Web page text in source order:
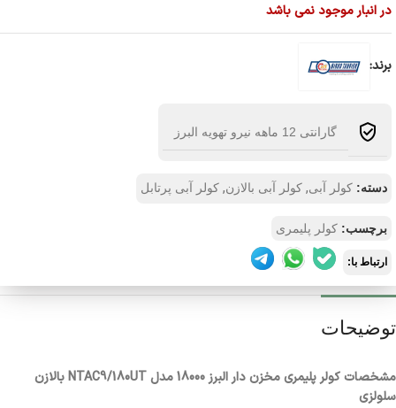
در انبار موجود نمی باشد
برند:
گارانتی 12 ماهه نیرو تهویه البرز
دسته: کولر آبی, کولر آبی بالازن, کولر آبی پرتابل
برچسب: کولر پلیمری
ارتباط با:
توضیحات
مشخصات کولر پلیمری مخزن دار البرز 18000 مدل NTAC9/180UT بالازن
سلولزی